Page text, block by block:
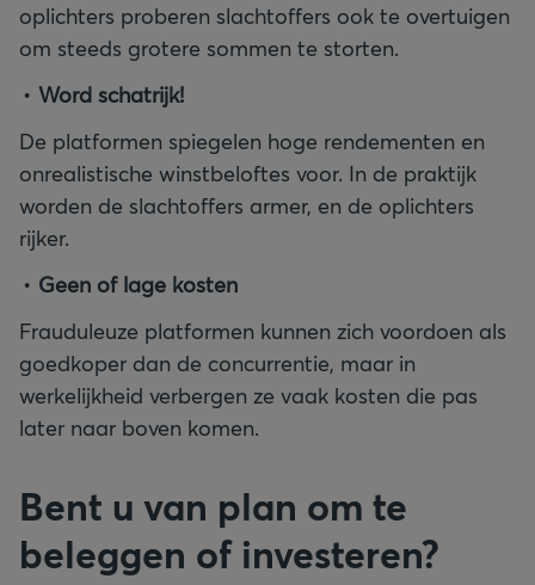
oplichters proberen slachtoffers ook te overtuigen
om steeds grotere sommen te storten.
Word schatrijk!
De platformen spiegelen hoge rendementen en
onrealistische winstbeloftes voor. In de praktijk
worden de slachtoffers armer, en de oplichters
rijker.
Geen of lage kosten
Frauduleuze platformen kunnen zich voordoen als
goedkoper dan de concurrentie, maar in
werkelijkheid verbergen ze vaak kosten die pas
later naar boven komen.
Bent u van plan om te
beleggen of investeren?